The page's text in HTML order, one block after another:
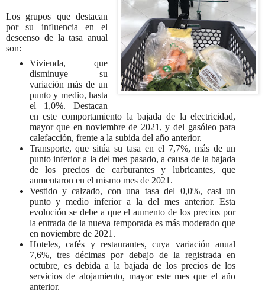
Los grupos que destacan
por su influencia en el
descenso de la tasa anual
son:
Vivienda, que
disminuye su
variación más de un
punto y medio, hasta
el 1,0%. Destacan
en este comportamiento la bajada de la electricidad,
mayor que en noviembre de 2021, y del gasóleo para
calefacción, frente a la subida del año anterior.
Transporte, que sitúa su tasa en el 7,7%, más de un
punto inferior a la del mes pasado, a causa de la bajada
de los precios de carburantes y lubricantes, que
aumentaron en el mismo mes de 2021.
Vestido y calzado, con una tasa del 0,0%, casi un
punto y medio inferior a la del mes anterior. Esta
evolución se debe a que el aumento de los precios por
la entrada de la nueva temporada es más moderado que
en noviembre de 2021.
Hoteles, cafés y restaurantes, cuya variación anual
7,6%, tres décimas por debajo de la registrada en
octubre, es debida a la bajada de los precios de los
servicios de alojamiento, mayor este mes que el año
anterior.